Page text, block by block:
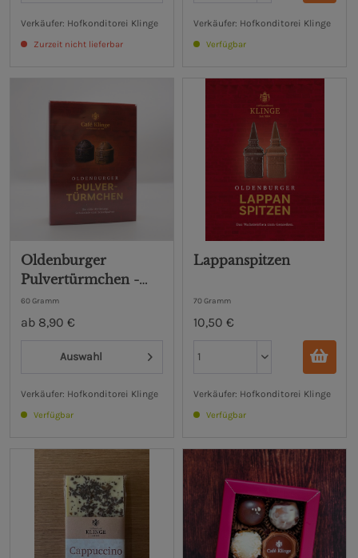
Verkäufer: Hofkonditorei Klinge
Zurzeit nicht lieferbar
Verkäufer: Hofkonditorei Klinge
Verfügbar
Oldenburger
Pulvertürmchen -
Schokolade
60 Gramm
ab 8,90 €
Auswahl
Verkäufer: Hofkonditorei Klinge
Verfügbar
Lappanspitzen
70 Gramm
10,50 €
Verkäufer: Hofkonditorei Klinge
Verfügbar